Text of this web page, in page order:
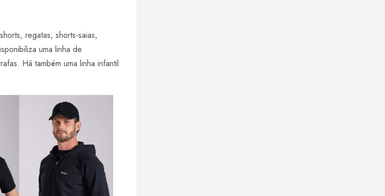
regatas, shorts-saias,
uma linha de
Há também uma linha infantil